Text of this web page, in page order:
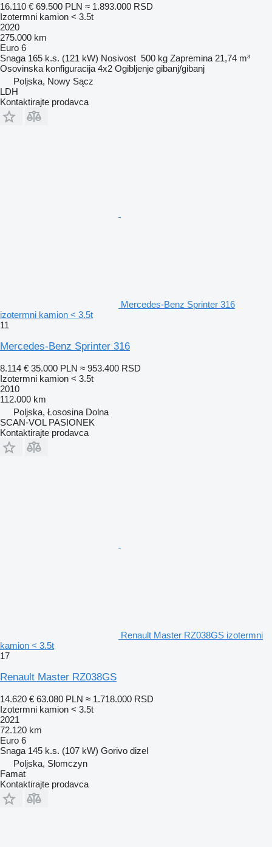
16.110 € 69.500 PLN ≈ 1.893.000 RSD
Izotermni kamion < 3.5t
2020
275.000 km
Euro 6
Snaga 165 k.s. (121 kW) Nosivost 500 kg Zapremina 21,74 m³
Osovinska konfiguracija 4x2 Ogibljenje gibanj/gibanj
Poljska, Nowy Sącz
LDH
Kontaktirajte prodavca
Mercedes-Benz Sprinter 316
izotermni kamion < 3.5t
11
Mercedes-Benz Sprinter 316
8.114 € 35.000 PLN ≈ 953.400 RSD
Izotermni kamion < 3.5t
2010
112.000 km
Poljska, Łososina Dolna
SCAN-VOL PASIONEK
Kontaktirajte prodavca
Renault Master RZ038GS izotermni
kamion < 3.5t
17
Renault Master RZ038GS
14.620 € 63.080 PLN ≈ 1.718.000 RSD
Izotermni kamion < 3.5t
2021
72.120 km
Euro 6
Snaga 145 k.s. (107 kW) Gorivo dizel
Poljska, Słomczyn
Famat
Kontaktirajte prodavca